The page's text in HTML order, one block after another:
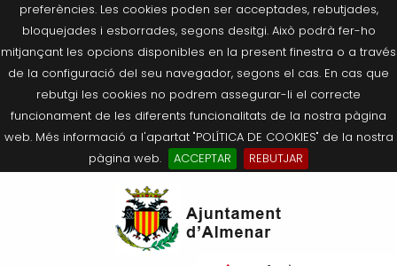
preferències. Les cookies poden ser acceptades, rebutjades,
bloquejades i esborrades, segons desitgi. Això podrà fer-ho
mitjançant les opcions disponibles en la present finestra o a través
de la configuració del seu navegador, segons el cas. En cas que
rebutgi les cookies no podrem assegurar-li el correcte
funcionament de les diferents funcionalitats de la nostra pàgina
web. Més informació a l'apartat "POLÍTICA DE COOKIES" de la nostra
pàgina web.
ACCEPTAR
REBUTJAR
Salutació de l’Alcaldessa
Composició Consistori
Agricultura, Ramaderia i Medi
Què és la Seu Electrònica?
Últimes publicacions